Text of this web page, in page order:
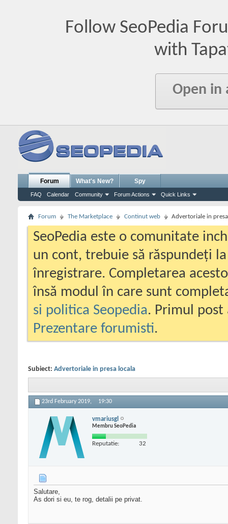
Follow SeoPedia
with
Open in
Forum
FAQ Calendar Community Forum Actions Quick Links
What's New? Spy
Forum The Marketplace Continut web Advertoriale in
SeoPedia este o comunitate
un cont, trebuie să răspundeți
înregistrare. Completarea
însă modul în care sunt
si politica Seopedia. Primul
Prezentare forumisti.
Subiect: Advertoriale in presa locala
23rd February 2019, 19:30
vmariusgl
Membru SeoPedia
Reputatie: 32
Salutare,
As dori si eu, te rog, detalii pe privat.